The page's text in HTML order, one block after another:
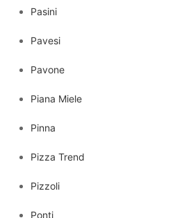
Pasini
Pavesi
Pavone
Piana Miele
Pinna
Pizza Trend
Pizzoli
Ponti